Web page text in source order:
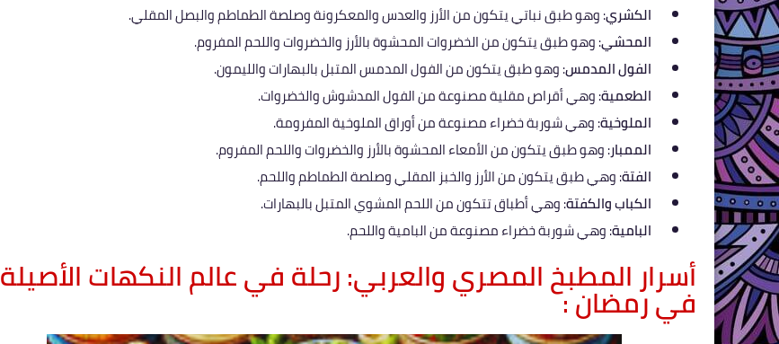
الكشري: وهو طبق نباتي يتكون من الأرز والعدس والمعكرونة وصلصة الطماطم والبصل المقلي.
المحشي: وهو طبق يتكون من الخضروات المحشوة بالأرز والخضروات واللحم المفروم.
الفول المدمس: وهو طبق يتكون من الفول المدمس المتبل بالبهارات والليمون.
الطعمية: وهي أقراص مقلية مصنوعة من الفول المدشوش والخضروات.
الملوخية: وهي شوربة خضراء مصنوعة من أوراق الملوخية المفرومة.
الممبار: وهو طبق يتكون من الأمعاء المحشوة بالأرز والخضروات واللحم المفروم.
الفتة: وهي طبق يتكون من الأرز والخبز المقلي وصلصة الطماطم واللحم.
الكباب والكفتة: وهي أطباق تتكون من اللحم المشوي المتبل بالبهارات.
البامية: وهي شوربة خضراء مصنوعة من البامية واللحم.
أسرار المطبخ المصري والعربي: رحلة في عالم النكهات الأصيلة
في رمضان :